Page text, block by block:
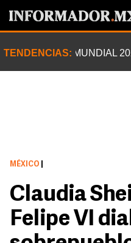
TENDENCIAS: MUNDIAL
MÉXICO
Claudia
Felipe VI